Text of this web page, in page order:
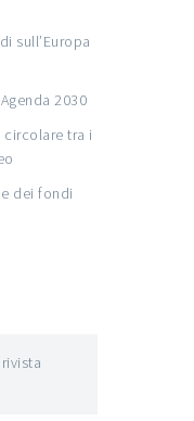
sull’Europa
2030
tra i
dei fondi